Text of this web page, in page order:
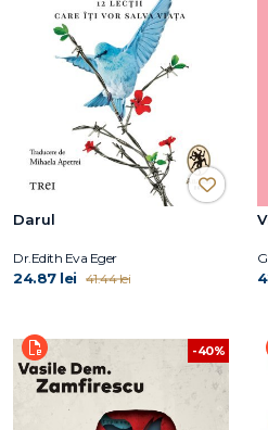
Darul
Dr.Edith Eva Eger
24.87 lei 41.44 lei
-40%